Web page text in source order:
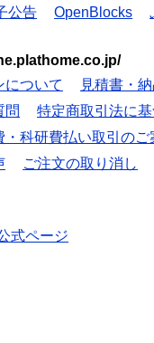
公告 OpenBlocks
について
見積書・
問
特定商取引法に
・科研費払い取引のご
ご注文の取り消し
式ページ